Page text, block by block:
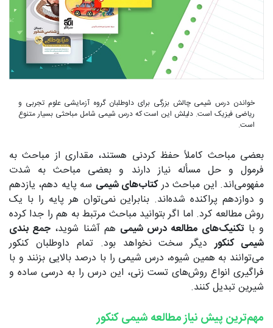
خواندن درس شیمی چالش بزرگی برای داوطلبان گروه آزمایشی علوم تجربی و
ریاضی فیزیک است. دلیلش این است که درس شیمی شامل مباحثی بسیار متنوع
است.
بعضی مباحث کاملاً حفظ کردنی هستند، مقداری از مباحث به
فرمول و حل مسأله نیاز دارند و بعضی مباحث به شدت
مفهومی‌اند. این مباحث درکتاب‌های شیمی سه پایه دهم، یازدهم
و دوازدهم پراکنده شده‌اند. بنابراین نمی‌توان هر پایه را با یک
روش مطالعه کرد. اما اگر بتوانید مباحث مرتبط به هم را جدا کرده
و با تکنیک‌های مطالعه درس شیمی هم آشنا شوید، جمع بندی
شیمی کنکوردیگر سخت نخواهد بود. تمام داوطلبان کنکور
می‌توانند به همین شیوه، درس شیمی را با درصد بالایی بزنند و با
فراگیری انواع روش‌های تست زنی، این درس را به درسی ساده و
شیرین تبدیل کنند.
مهم‌ترین پیش نیاز مطالعه شیمی کنکور